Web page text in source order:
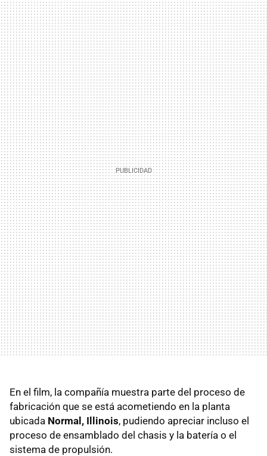
En el film, la compañía muestra parte del proceso de
fabricación que se está acometiendo en la planta
ubicada Normal, Illinois, pudiendo apreciar incluso el
proceso de ensamblado del chasis y la batería o el
sistema de propulsión.